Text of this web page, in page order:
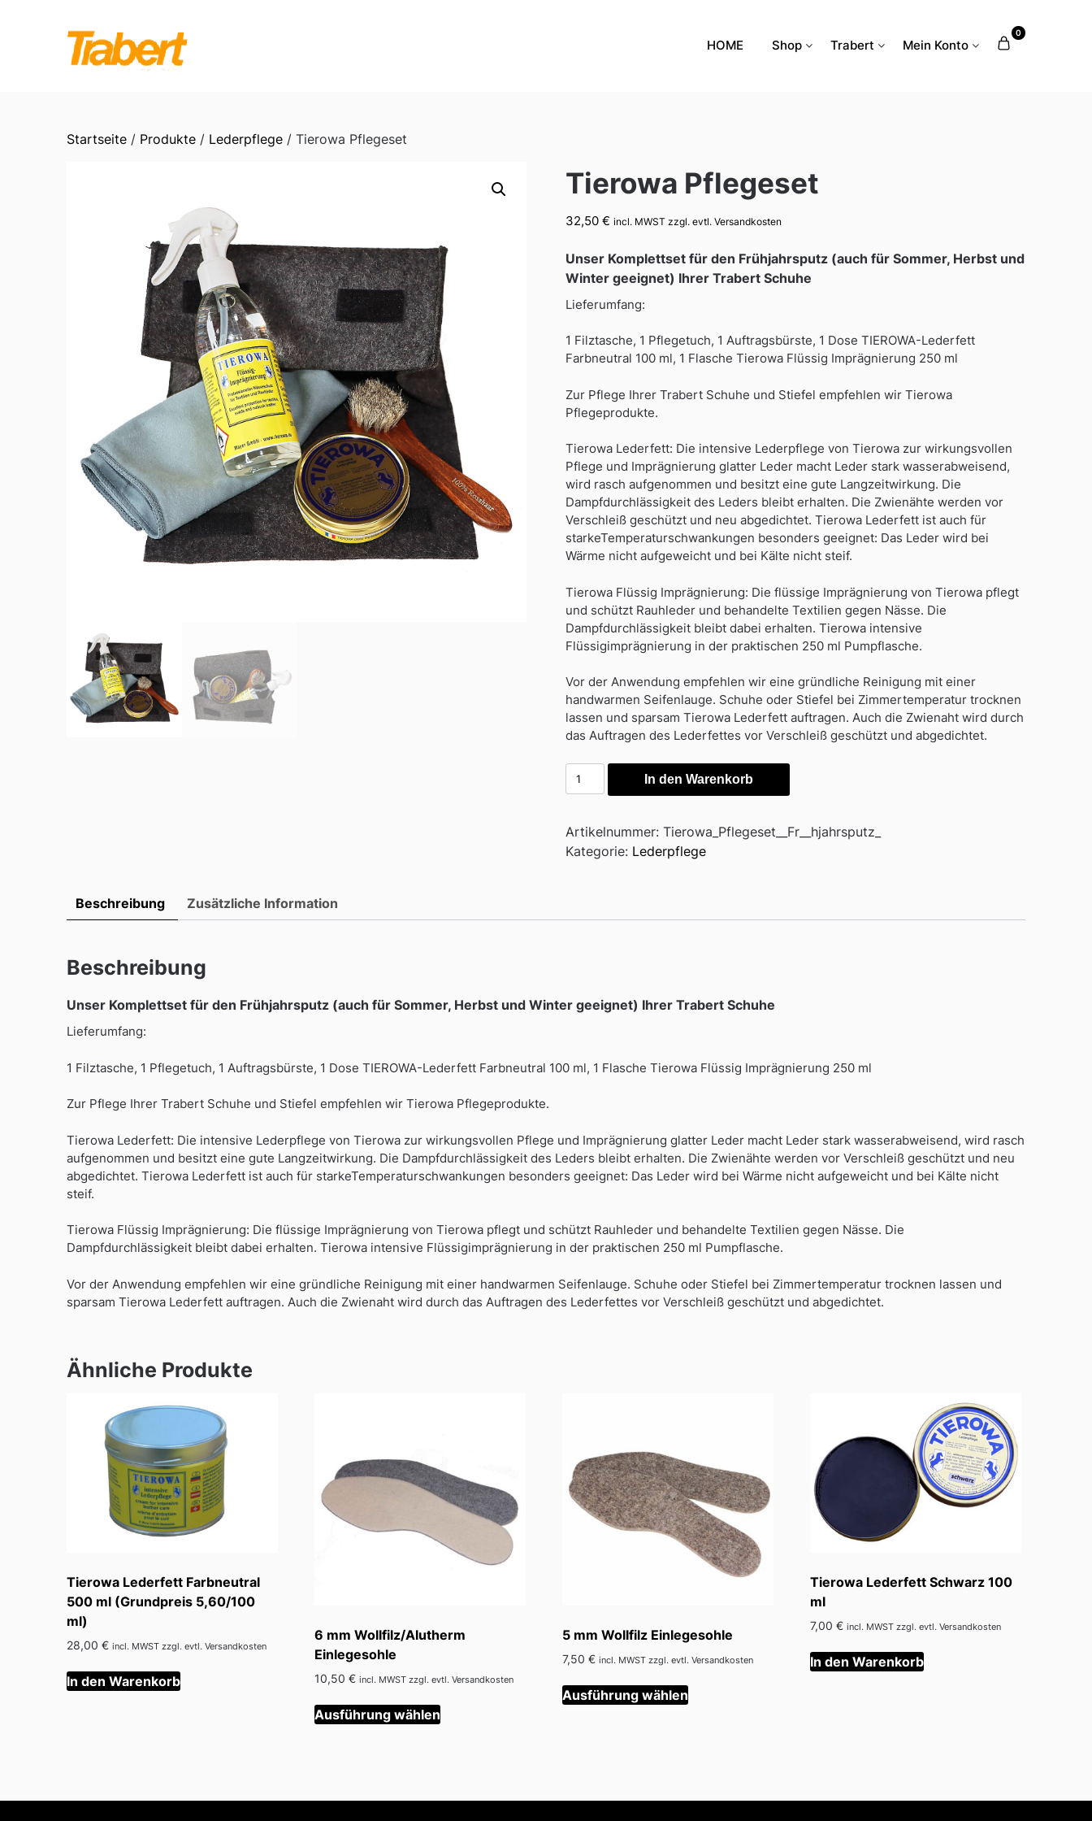
HOME Shop Trabert Mein Konto
0
Startseite / Produkte / Lederpflege / Tierowa Pflegeset
Tierowa Pflegeset
32,50 € incl. MWST zzgl. evtl. Versandkosten
Unser Komplettset für den Frühjahrsputz (auch für Sommer, Herbst und
Winter geeignet) Ihrer Trabert Schuhe
Lieferumfang:
1 Filztasche, 1 Pflegetuch, 1 Auftragsbürste, 1 Dose TIEROWA-Lederfett
Farbneutral 100 ml, 1 Flasche Tierowa Flüssig Imprägnierung 250 ml
Zur Pflege Ihrer Trabert Schuhe und Stiefel empfehlen wir Tierowa
Pflegeprodukte.
Tierowa Lederfett: Die intensive Lederpflege von Tierowa zur wirkungsvollen
Pflege und Imprägnierung glatter Leder macht Leder stark wasserabweisend,
wird rasch aufgenommen und besitzt eine gute Langzeitwirkung. Die
Dampfdurchlässigkeit des Leders bleibt erhalten. Die Zwienähte werden vor
Verschleiß geschützt und neu abgedichtet. Tierowa Lederfett ist auch für
starkeTemperaturschwankungen besonders geeignet: Das Leder wird bei
Wärme nicht aufgeweicht und bei Kälte nicht steif.
Tierowa Flüssig Imprägnierung: Die flüssige Imprägnierung von Tierowa pflegt
und schützt Rauhleder und behandelte Textilien gegen Nässe. Die
Dampfdurchlässigkeit bleibt dabei erhalten. Tierowa intensive
Flüssigimprägnierung in der praktischen 250 ml Pumpflasche.
Vor der Anwendung empfehlen wir eine gründliche Reinigung mit einer
handwarmen Seifenlauge. Schuhe oder Stiefel bei Zimmertemperatur trocknen
lassen und sparsam Tierowa Lederfett auftragen. Auch die Zwienaht wird durch
das Auftragen des Lederfettes vor Verschleiß geschützt und abgedichtet.
Tierowa
Pflegeset
In den Warenkorb
Artikelnummer: Tierowa_Pflegeset__Fr__hjahrsputz_
Kategorie: Lederpflege
Beschreibung Zusätzliche Information
Beschreibung
Unser Komplettset für den Frühjahrsputz (auch für Sommer, Herbst und Winter geeignet) Ihrer Trabert Schuhe
Lieferumfang:
1 Filztasche, 1 Pflegetuch, 1 Auftragsbürste, 1 Dose TIEROWA-Lederfett Farbneutral 100 ml, 1 Flasche Tierowa Flüssig Imprägnierung 250 ml
Zur Pflege Ihrer Trabert Schuhe und Stiefel empfehlen wir Tierowa Pflegeprodukte.
Tierowa Lederfett: Die intensive Lederpflege von Tierowa zur wirkungsvollen Pflege und Imprägnierung glatter Leder macht Leder stark wasserabweisend, wird rasch
aufgenommen und besitzt eine gute Langzeitwirkung. Die Dampfdurchlässigkeit des Leders bleibt erhalten. Die Zwienähte werden vor Verschleiß geschützt und neu
abgedichtet. Tierowa Lederfett ist auch für starkeTemperaturschwankungen besonders geeignet: Das Leder wird bei Wärme nicht aufgeweicht und bei Kälte nicht
steif.
Tierowa Flüssig Imprägnierung: Die flüssige Imprägnierung von Tierowa pflegt und schützt Rauhleder und behandelte Textilien gegen Nässe. Die
Dampfdurchlässigkeit bleibt dabei erhalten. Tierowa intensive Flüssigimprägnierung in der praktischen 250 ml Pumpflasche.
Vor der Anwendung empfehlen wir eine gründliche Reinigung mit einer handwarmen Seifenlauge. Schuhe oder Stiefel bei Zimmertemperatur trocknen lassen und
sparsam Tierowa Lederfett auftragen. Auch die Zwienaht wird durch das Auftragen des Lederfettes vor Verschleiß geschützt und abgedichtet.
Ähnliche Produkte
Tierowa Lederfett Farbneutral
500 ml (Grundpreis 5,60/100
ml)
28,00 € incl. MWST zzgl. evtl. Versandkosten
In den Warenkorb
6 mm Wollfilz/Alutherm
Einlegesohle
10,50€ incl. MWST zzgl. evtl. Versandkosten
Ausführung wählen
Dieses
Produkt
auf.
5 mm Wollfilz Einlegesohle
7,50€ incl. MWST zzgl. evtl. Versandkosten
Ausführung wählen
Dieses
Produkt
Die
Tierowa Lederfett Schwarz 100
ml
7,00€ incl. MWST zzgl. evtl. Versandkosten
In den Warenkorb